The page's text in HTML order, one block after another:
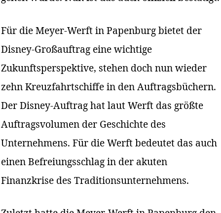
Für die Meyer-Werft in Papenburg bietet der
Disney-Großauftrag eine wichtige
Zukunftsperspektive, stehen doch nun wieder
zehn Kreuzfahrtschiffe in den Auftragsbüchern.
Der Disney-Auftrag hat laut Werft das größte
Auftragsvolumen der Geschichte des
Unternehmens. Für die Werft bedeutet das auch
einen Befreiungsschlag in der akuten
Finanzkrise des Traditionsunternehmens.